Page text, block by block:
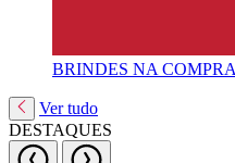
BRINDES NA
Ver tudo
DESTAQUES